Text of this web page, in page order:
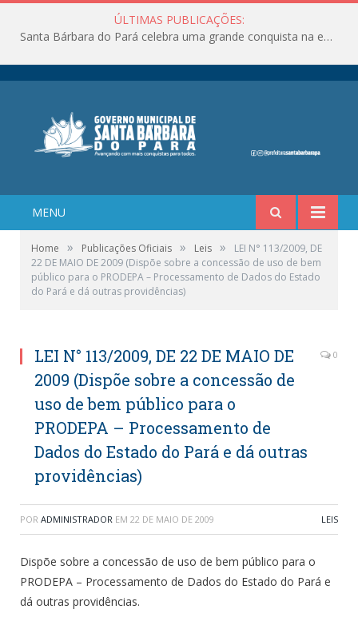
ÚLTIMAS PUBLICAÇÕES:
Santa Bárbara do Pará celebra uma grande conquista na educação!
MENU
Home » Publicações Oficiais » Leis »
LEI N° 113/2009, DE
22 DE MAIO DE 2009 (Dispõe sobre a concessão de uso de bem
público para o PRODEPA – Processamento de Dados do Estado
do Pará e dá outras providências)
LEI N° 113/2009, DE 22 DE MAIO DE
2009 (Dispõe sobre a concessão de
uso de bem público para o
PRODEPA – Processamento de
Dados do Estado do Pará e dá outras
providências)
0
POR ADMINISTRADOR EM 22 DE MAIO DE 2009 LEIS
Dispõe sobre a concessão de uso de bem público para o
PRODEPA – Processamento de Dados do Estado do Pará e
dá outras providências.